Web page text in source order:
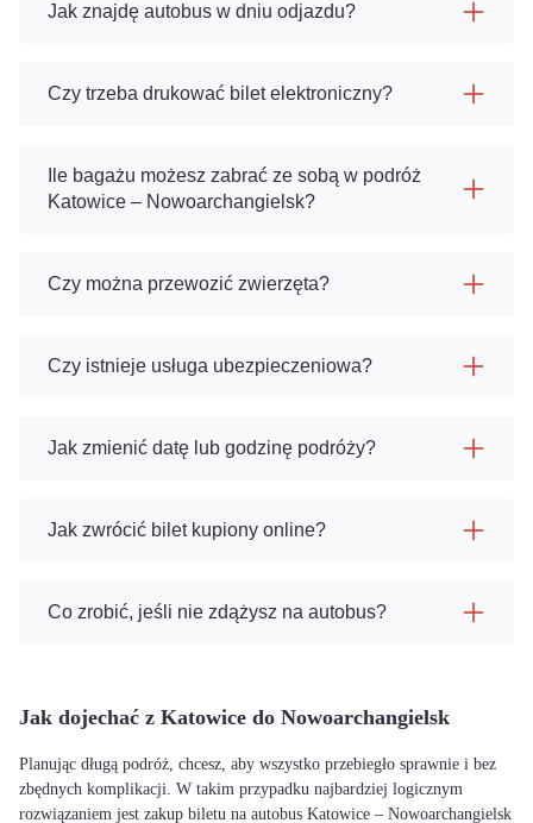
Jak znajdę autobus w dniu odjazdu?
Czy trzeba drukować bilet elektroniczny?
Ile bagażu możesz zabrać ze sobą w podróż
Katowice – Nowoarchangielsk?
Czy można przewozić zwierzęta?
Czy istnieje usługa ubezpieczeniowa?
Jak zmienić datę lub godzinę podróży?
Jak zwrócić bilet kupiony online?
Co zrobić, jeśli nie zdążysz na autobus?
Jak dojechać z Katowice do Nowoarchangielsk
Planując długą podróż, chcesz, aby wszystko przebiegło sprawnie i bez
zbędnych komplikacji. W takim przypadku najbardziej logicznym
rozwiązaniem jest zakup biletu na autobus Katowice – Nowoarchangielsk